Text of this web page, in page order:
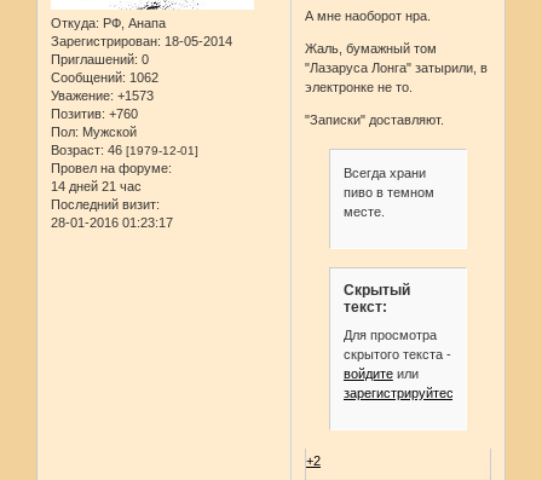
Откуда: РФ, Анапа
Зарегистрирован: 18-05-2014
Приглашений: 0
Сообщений: 1062
Уважение: +1573
Позитив: +760
Пол: Мужской
Возраст: 46 [1979-12-01]
Провел на форуме:
14 дней 21 час
Последний визит:
28-01-2016 01:23:17
А мне наоборот нра.
Жаль, бумажный том
"Лазаруса Лонга" затырили, в
электронке не то.
"Записки" доставляют.
Всегда храни
пиво в темном
месте.
Скрытый
текст:
Для просмотра
скрытого текста -
войдитеили
зарегистрируйтесь
+2